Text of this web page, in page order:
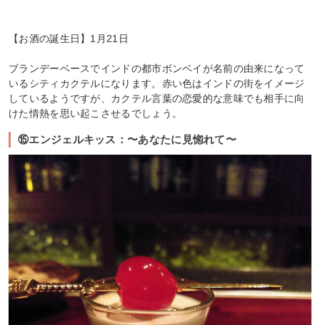
【お酒の誕生日】1月21日
ブランデーベースでインドの都市ボンベイが名前の由来になって
いるシティカクテルになります。赤い色はインドの街をイメージ
しているようですが、カクテル言葉の恋愛的な意味でも相手に向
けた情熱を思い起こさせるでしょう。
⑮エンジェルキッス：〜あなたに見惚れて〜